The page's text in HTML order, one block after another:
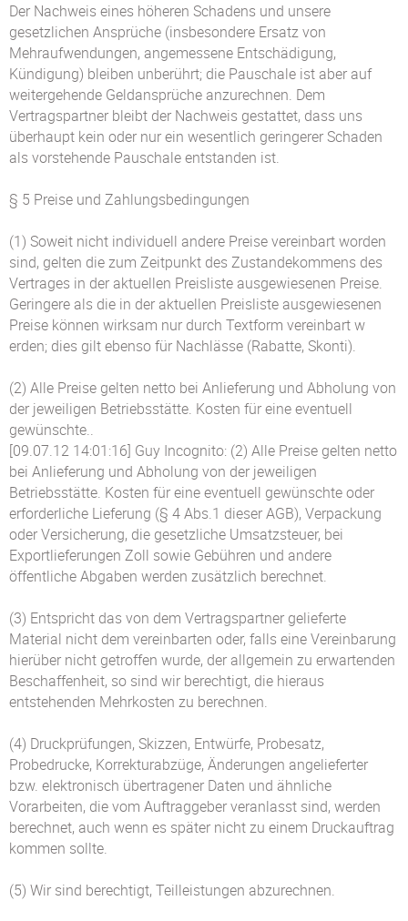
Der Nachweis eines höheren Schadens und unsere
gesetzlichen Ansprüche (insbesondere Ersatz von
Mehraufwendungen, angemessene Entschädigung,
Kündigung) bleiben unberührt; die Pauschale ist aber auf
weitergehende Geldansprüche anzurechnen. Dem
Vertragspartner bleibt der Nachweis gestattet, dass uns
überhaupt kein oder nur ein wesentlich geringerer Schaden
als vorstehende Pauschale entstanden ist.
§ 5 Preise und Zahlungsbedingungen
(1) Soweit nicht individuell andere Preise vereinbart worden
sind, gelten die zum Zeitpunkt des Zustandekommens des
Vertrages in der aktuellen Preisliste ausgewiesenen Preise.
Geringere als die in der aktuellen Preisliste ausgewiesenen
Preise können wirksam nur durch Textform vereinbart w
erden; dies gilt ebenso für Nachlässe (Rabatte, Skonti).
(2) Alle Preise gelten netto bei Anlieferung und Abholung von
der jeweiligen Betriebsstätte. Kosten für eine eventuell
gewünschte..
[09.07.12 14:01:16] Guy Incognito: (2) Alle Preise gelten netto
bei Anlieferung und Abholung von der jeweiligen
Betriebsstätte. Kosten für eine eventuell gewünschte oder
erforderliche Lieferung (§ 4 Abs.1 dieser AGB), Verpackung
oder Versicherung, die gesetzliche Umsatzsteuer, bei
Exportlieferungen Zoll sowie Gebühren und andere
öffentliche Abgaben werden zusätzlich berechnet.
(3) Entspricht das von dem Vertragspartner gelieferte
Material nicht dem vereinbarten oder, falls eine Vereinbarung
hierüber nicht getroffen wurde, der allgemein zu erwartenden
Beschaffenheit, so sind wir berechtigt, die hieraus
entstehenden Mehrkosten zu berechnen.
(4) Druckprüfungen, Skizzen, Entwürfe, Probesatz,
Probedrucke, Korrekturabzüge, Änderungen angelieferter
bzw. elektronisch übertragener Daten und ähnliche
Vorarbeiten, die vom Auftraggeber veranlasst sind, werden
berechnet, auch wenn es später nicht zu einem Druckauftrag
kommen sollte.
(5) Wir sind berechtigt, Teilleistungen abzurechnen.